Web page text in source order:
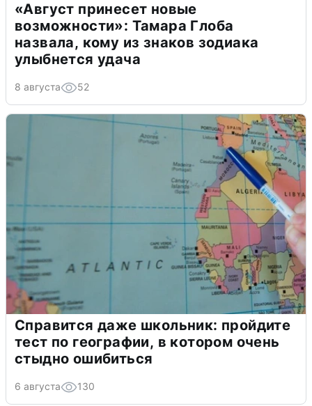
«Август принесет новые
возможности»: Тамара Глоба
назвала, кому из знаков зодиака
улыбнется удача
8 августа 52
Справится даже школьник: пройдите
тест по географии, в котором очень
стыдно ошибиться
6 августа 130